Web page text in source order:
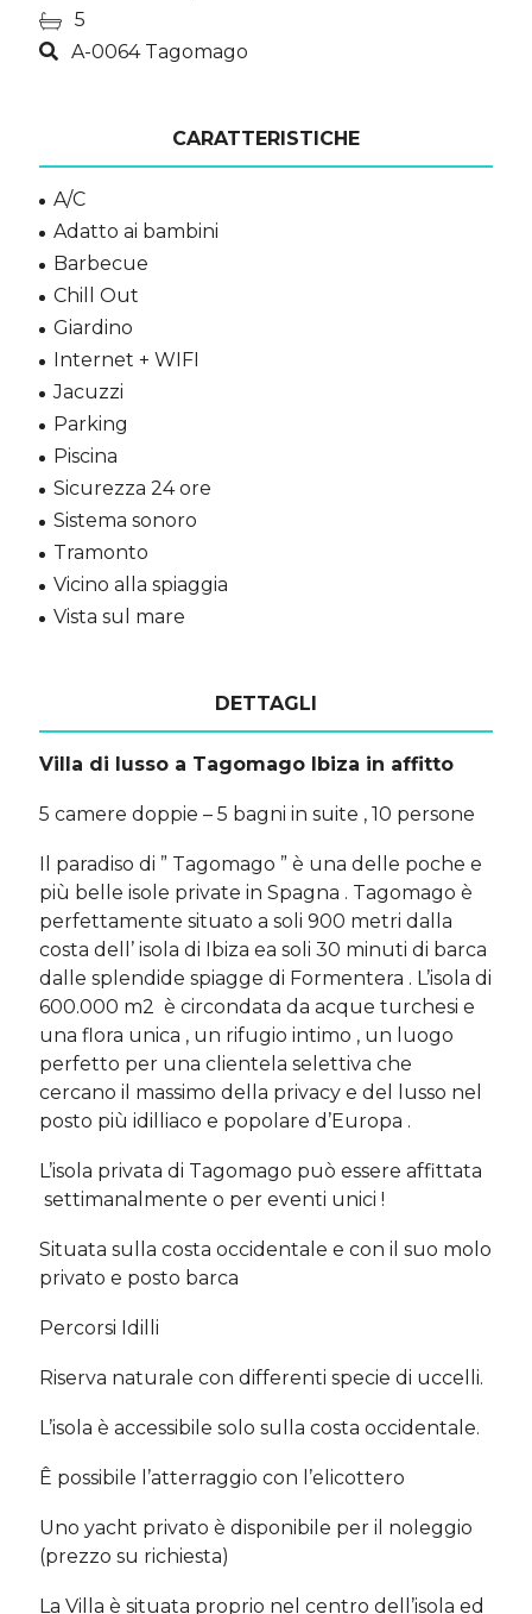
5
A-0064 Tagomago
CARATTERISTICHE
A/C
Adatto ai bambini
Barbecue
Chill Out
Giardino
Internet + WIFI
Jacuzzi
Parking
Piscina
Sicurezza 24 ore
Sistema sonoro
Tramonto
Vicino alla spiaggia
Vista sul mare
DETTAGLI
Villa di lusso a Tagomago Ibiza in affitto
5 camere doppie – 5 bagni in suite , 10 persone
Il paradiso di ” Tagomago ” è una delle poche e
più belle isole private in Spagna . Tagomago è
perfettamente situato a soli 900 metri dalla
costa dell’ isola di Ibiza ea soli 30 minuti di barca
dalle splendide spiagge di Formentera . L’isola di
600.000 m2 è circondata da acque turchesi e
una flora unica , un rifugio intimo , un luogo
perfetto per una clientela selettiva che
cercano il massimo della privacy e del lusso nel
posto più idilliaco e popolare d’Europa .
L’isola privata di Tagomago può essere affittata
settimanalmente o per eventi unici !
Situata sulla costa occidentale e con il suo molo
privato e posto barca
Percorsi Idilli
Riserva naturale con differenti specie di uccelli.
L’isola è accessibile solo sulla costa occidentale.
Ê possibile l’atterraggio con l’elicottero
Uno yacht privato è disponibile per il noleggio
(prezzo su richiesta)
La Villa è situata proprio nel centro dell’isola ed